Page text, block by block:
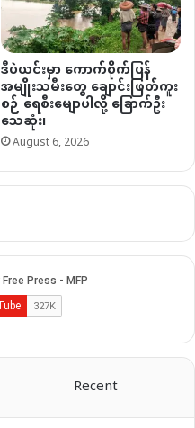
ဒီပဲယင်းမှာ ကောက်စိုက်ပြန်
အမျိုးသမီးတွေ ချောင်းဖြတ်ကူး
စဉ် ရေစီးမျောပါလို့ ခြောက်ဦး
သေဆုံး၊
August 6, 2026
Recent